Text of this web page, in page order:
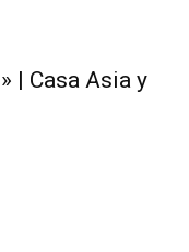
| Casa Asia y